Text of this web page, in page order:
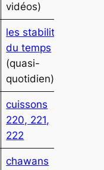
vidéos)
les stabilités
du temps
(quasi-
quotidien)
cuissons
220, 221,
222
chawans